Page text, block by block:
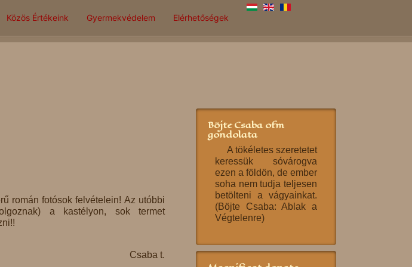
Közös Értékeink Gyermekvédelem Elérhetőségek
román fotósok felvételein! Az utóbbi
a kastélyon, sok termet
Csaba t.
Böjte Csaba ofm
gondolata
A tökéletes szeretetet
keressük sóvárogva
ezen a földön, de ember
soha nem tudja teljesen
betölteni a vágyainkat.
(Böjte Csaba: Ablak a
Végtelenre)